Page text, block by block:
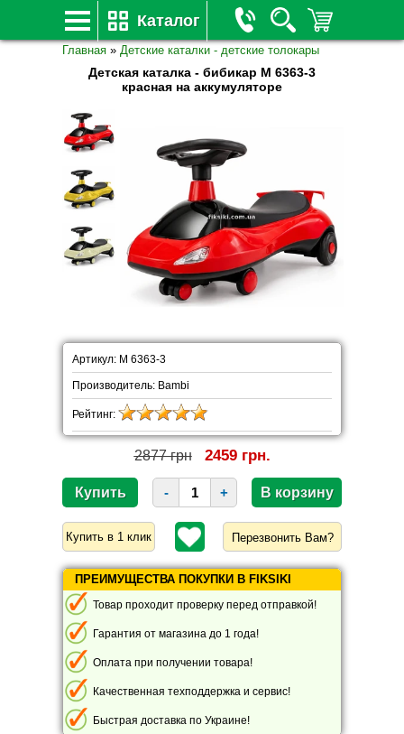
Каталог
Главная » Детские каталки - детские толокары
Детская каталка - бибикар M 6363-3
красная на аккумуляторе
Артикул: M 6363-3
Производитель: Bambi
Рейтинг:
2877 грн 2459 грн.
- +
Перезвонить Вам?
ПРЕИМУЩЕСТВА ПОКУПКИ В FIKSIKI
Товар проходит проверку перед отправкой!
Гарантия от магазина до 1 года!
Оплата при получении товара!
Качественная техподдержка и сервис!
Быстрая доставка по Украине!